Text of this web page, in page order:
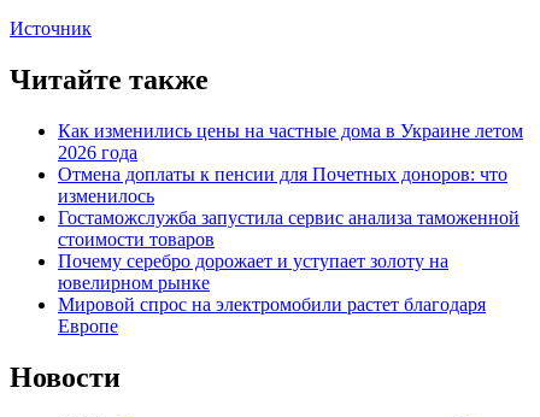
Источник
Читайте также
Как изменились цены на частные дома в Украине летом
2026 года
Отмена доплаты к пенсии для Почетных доноров: что
изменилось
Гостаможслужба запустила сервис анализа таможенной
стоимости товаров
Почему серебро дорожает и уступает золоту на
ювелирном рынке
Мировой спрос на электромобили растет благодаря
Европе
Новости